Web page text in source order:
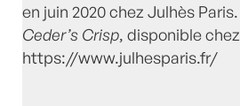
en juin 2020 chez Julhès Paris.
Ceder’s Crisp, disponible
https://www.julhesparis.fr/